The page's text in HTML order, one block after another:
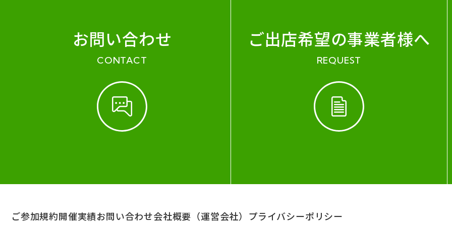
お問い合わせ
CONTACT
ご出店希望の事業者様へ
REQUEST
ご参加規約開催実績お問い合わせ会社概要（運営会社） プライバシーポリシー